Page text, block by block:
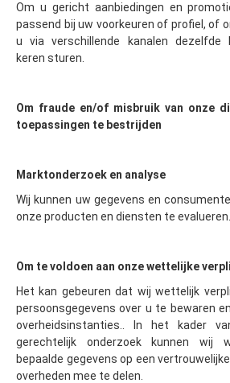
Om u gericht aanbiedingen en
passend bij uw voorkeuren of profiel, of
u via verschillende kanalen dezelfde
keren sturen.
Om fraude en/of misbruik van onze
toepassingen te bestrijden
Marktonderzoek en analyse
Wij kunnen uw gegevens en
onze producten en diensten te evalueren.
Om te voldoen aan onze wettelijke
Het kan gebeuren dat wij wettelijk
persoonsgegevens over u te bewaren
overheidsinstanties.. In het kader
gerechtelijk onderzoek kunnen wij
bepaalde gegevens op een
overheden mee te delen.